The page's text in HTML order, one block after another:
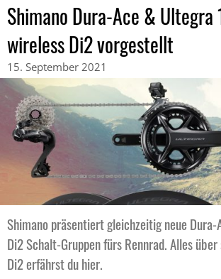
Shimano Dura-Ace & Ultegra
wireless Di2 vorgestellt
15. September 2021
Shimano präsentiert gleichzeitig neue Dura-
Di2 Schalt-Gruppen fürs Rennrad. Alles
Di2 erfährst du hier.